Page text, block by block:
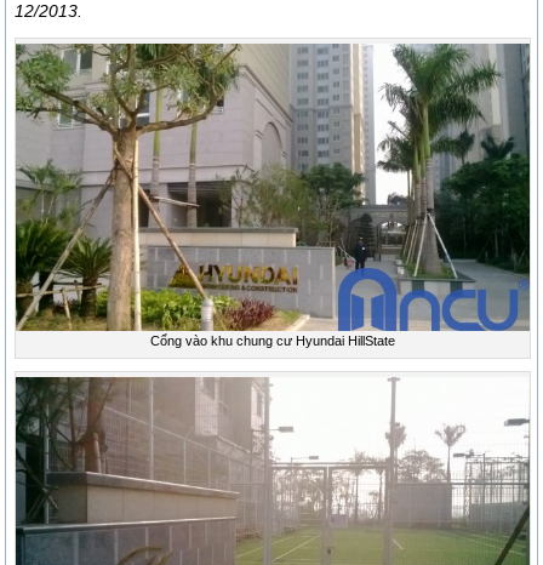
12/2013.
Cổng vào khu chung cư Hyundai HillState